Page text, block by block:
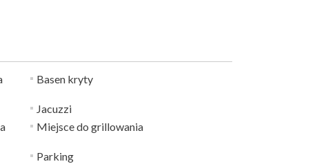
Basen kryty
Jacuzzi
Miejsce do grillowania
Parking